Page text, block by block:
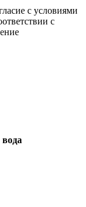
c условиями
с